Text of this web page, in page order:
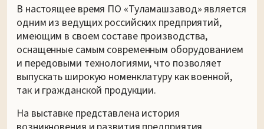
В настоящее время ПО «Туламашзавод» является
одним из ведущих российских предприятий,
имеющим в своем составе производства,
оснащенные самым современным оборудованием
и передовыми технологиями, что позволяет
выпускать широкую номенклатуру как военной,
так и гражданской продукции.
На выставке представлена история